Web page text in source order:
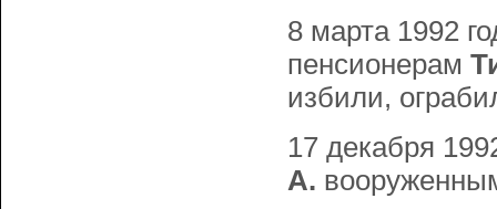
8 марта 1992
пенсионерам
избили,
17 декабря
А.